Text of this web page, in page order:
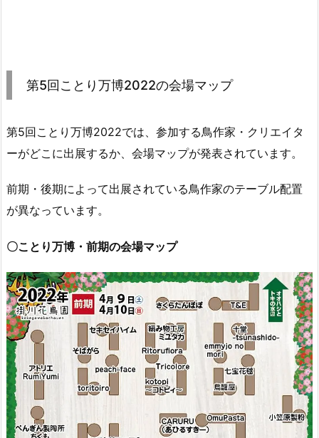
第5回ことり万博2022の会場マップ
第5回ことり万博2022では、参加する鳥作家・クリエイタ
ーがどこに出展するか、会場マップが発表されています。
前期・後期によって出展されている鳥作家のテーブル配置
が異なっています。
〇ことり万博・前期の会場マップ